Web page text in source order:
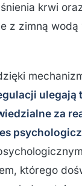
krwi
z zimną wodą
ulegają
za
którego